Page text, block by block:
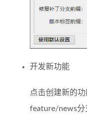
开发新功能
点击创建新的
feature/news分